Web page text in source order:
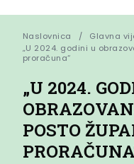
Naslovnica
Glavna
„U 2024. godini u
proračuna“
„U 2024.
POSTO